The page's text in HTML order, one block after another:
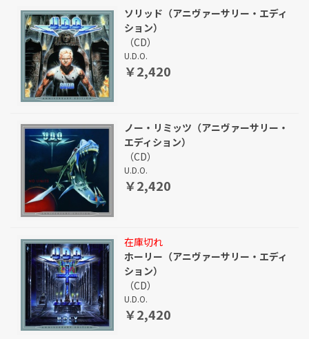
ソリッド（アニヴァーサリー・エディ
ション）
（CD）
U.D.O.
￥2,420
ノー・リミッツ（アニヴァーサリー・
エディション）
（CD）
U.D.O.
￥2,420
在庫切れ
ホーリー（アニヴァーサリー・エディ
ション）
（CD）
U.D.O.
￥2,420